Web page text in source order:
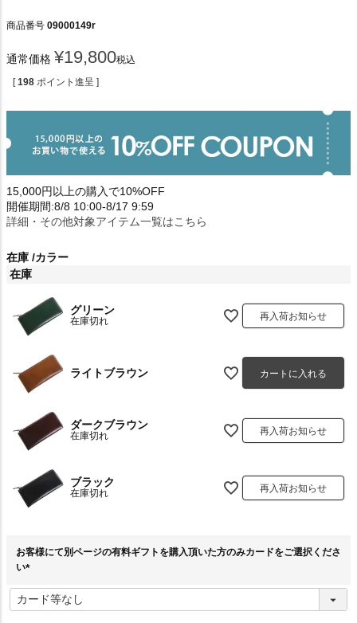
商品番号 09000149r
通常価格 ¥19,800税込
[ 198 ポイント進呈 ]
15,000円以上の購入で10%OFF
開催期間:8/8 10:00-8/17 9:59
詳細・その他対象アイテム一覧はこちら
在庫 カラー
在庫
グリーン
在庫切れ 再入荷お知らせ
ライトブラウン カートに入れる
ダークブラウン
在庫切れ 再入荷お知らせ
ブラック
在庫切れ 再入荷お知らせ
お客様にて別ページの有料ギフトを購入頂いた方のみカードをご選択くださ
い
必
須